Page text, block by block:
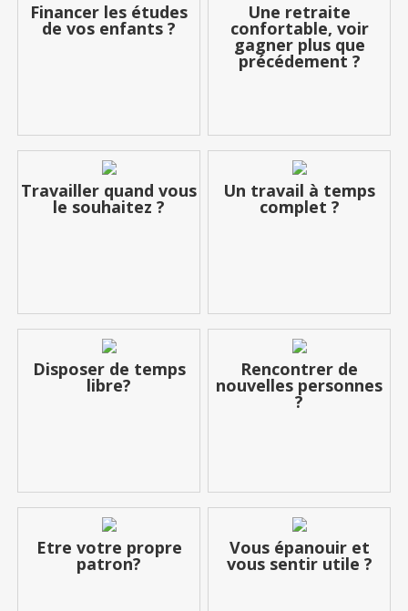
Financer les études
de vos enfants ?
Une retraite
confortable, voir
gagner plus que
précédement ?
Travailler quand vous
le souhaitez ?
Un travail à temps
complet ?
Disposer de temps
libre?
Rencontrer de
nouvelles personnes
?
Etre votre propre
patron?
Vous épanouir et
vous sentir utile ?